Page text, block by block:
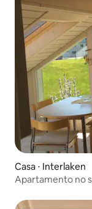
Casa ⋅ Interlaken
Apartamento no